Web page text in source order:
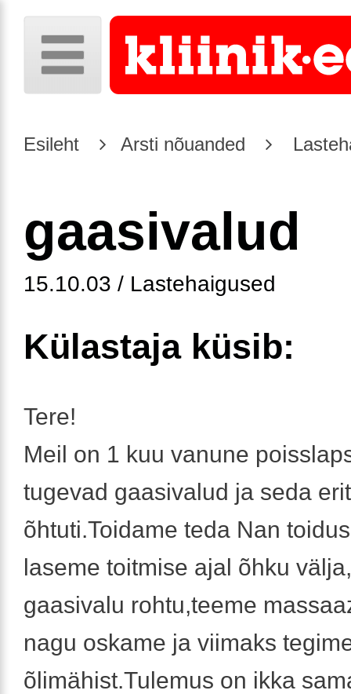
Esileht Arsti nõuanded
gaasivalud
15.10.03 / Lastehaigused
Külastaja küsib:
Tere!
Meil on 1 kuu vanune
tugevad gaasivalud ja seda
õhtuti.Toidame teda Nan
laseme toitmise ajal õhku
gaasivalu rohtu,teeme
nagu oskame ja viimaks
õlimähist.Tulemus on ikka